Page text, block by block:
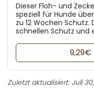
Dieser Floh- und
speziell für Hunde
zu 12 Wochen
schnellen Schutz und
9,29€
Zuletzt aktualisiert: Juli